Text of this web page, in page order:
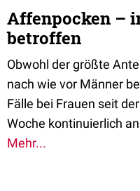
Affenpocken –
betroffen
Obwohl der größte
nach wie vor Männer
Fälle bei Frauen seit
Woche kontinuierlich
Mehr...